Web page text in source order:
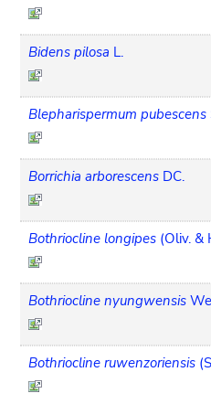
Bidens pilosa L.
Blepharispermum pubescens
Borrichia arborescens DC.
Bothriocline longipes (Oliv. &
Bothriocline nyungwensis
Bothriocline ruwenzoriensis